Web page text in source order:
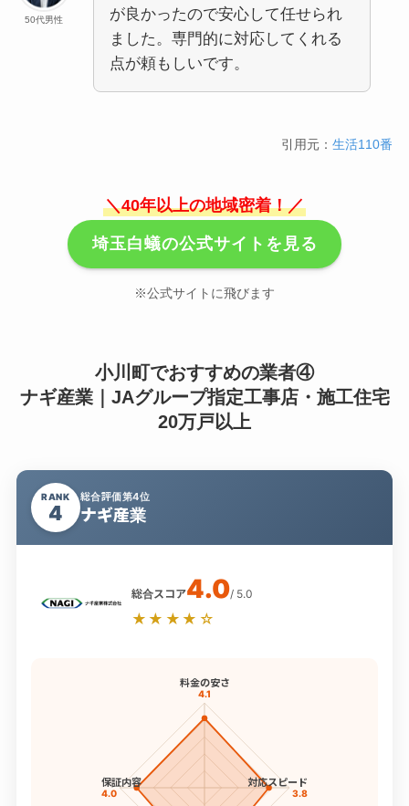
50代男性
が良かったので安心して任せられ
ました。専門的に対応してくれる
点が頼もしいです。
引用元：生活110番
＼40年以上の地域密着！／
埼玉白蟻の公式サイトを見る
※公式サイトに飛びます
小川町でおすすめの業者④
ナギ産業｜JAグループ指定工事店・施工住宅
20万戸以上
RANK
4
総合評価第4位
ナギ産業
総合スコア4.0/ 5.0
★★★★☆
料金の安さ
4.1
対応スピード
3.8
保証内容
4.0